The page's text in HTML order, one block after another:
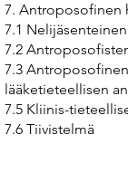
7. Antroposofinen
7.1
7.2
7.3
lääketieteellisen
7.5 Kliinis-
7.6 Tiivistelmä